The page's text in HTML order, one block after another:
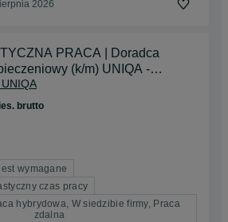
2026
PRACA | Doradca
(k/m) UNIQA -
i okolice | BEZ
brutto
wymagane
czas pracy
hybrydowa, W siedzibie firmy, Praca
zdalna